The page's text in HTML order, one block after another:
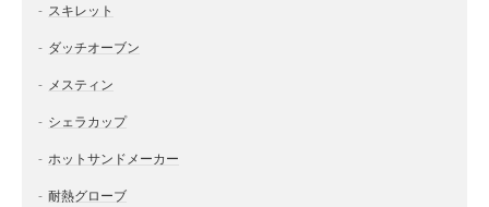
スキレット
ダッチオーブン
メスティン
シェラカップ
ホットサンドメーカー
耐熱グローブ